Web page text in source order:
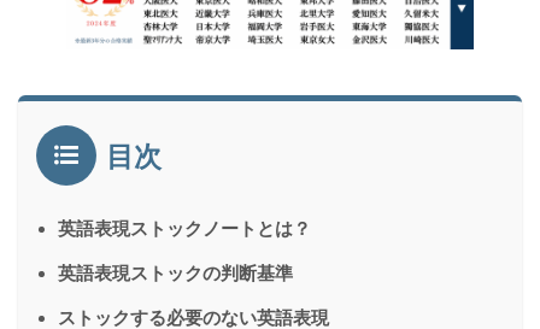
目次
英語表現ストックノートとは？
英語表現ストックの判断基準
ストックする必要のない英語表現